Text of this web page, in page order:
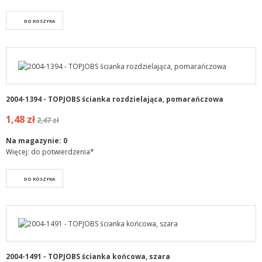
DO KOSZYKA
2004-1394 - TOPJOBS ścianka rozdzielająca, pomarańczowa
1,48 zł2,47 zł
Na magazynie: 0
Więcej: do potwierdzenia*
DO KOSZYKA
2004-1491 - TOPJOBS ścianka końcowa, szara